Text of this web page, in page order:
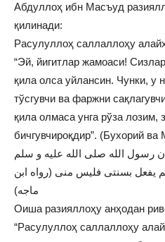
Абдуллоҳ ибн Масъуд
қилинади:
Расулуллоҳ саллаллоҳу
“Эй, йигитлар жамоаси!
қила олса уйлансин. Чунки, у
тўсгувчи ва фаржни
қила олмаса унга рўза лозим,
бичгувчироқдир”. (Бухорий
رسول الله صلى الله عليه و سلم
يفعل بسنتى فليس منى (رواه ابن
ماجه)
Оиша разияллоҳу анҳодан
“Расулуллоҳ саллаллоҳу